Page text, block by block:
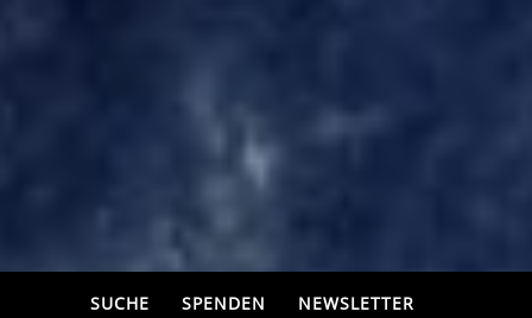
SUCHE SPENDEN
NEWSLETTER